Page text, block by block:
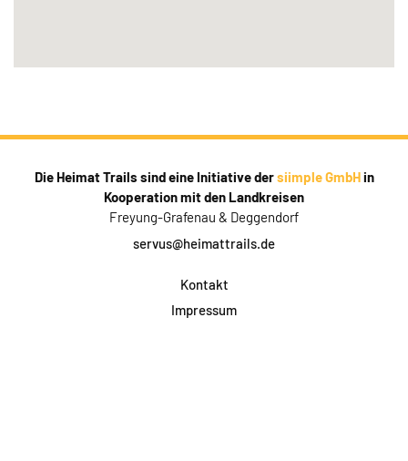
Die Heimat Trails sind eine Initiative dersiimple GmbHin
Kooperation mit den Landkreisen
Freyung-Grafenau & Deggendorf
servus@heimattrails.de
Kontakt
Impressum